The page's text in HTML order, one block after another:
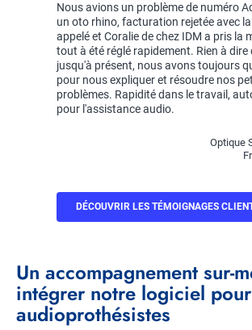
Nous avions un problème de numéro
un oto rhino, facturation rejetée avec la
appelé et Coralie de chez IDM a pris la
tout à été réglé rapidement. Rien à dire
jusqu'à présent, nous avons toujours
pour nous expliquer et résoudre nos
problèmes. Rapidité dans le travail,
pour l'assistance audio.
Optique
DÉCOUVRIR LES TÉMOIGNAGES
Titre
Un accompagnement sur-
intégrer notre logiciel pour
audioprothésistes